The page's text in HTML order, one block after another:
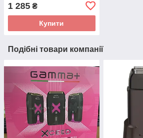
1 285 ₴
Купити
Подібні товари компанії